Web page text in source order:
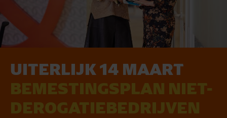
UITERLIJK 14 MAART
BEMESTINGS­PLAN NIET-
DEROGATIE­BEDRIJVEN